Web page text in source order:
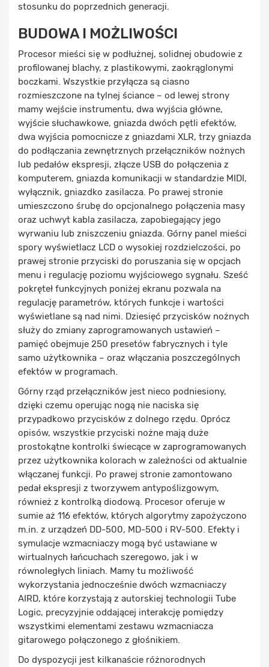
stosunku do poprzednich generacji.
BUDOWA I MOŻLIWOŚCI
Procesor mieści się w podłużnej, solidnej obudowie z
profilowanej blachy, z plastikowymi, zaokrąglonymi
boczkami. Wszystkie przyłącza są ciasno
rozmieszczone na tylnej ściance – od lewej strony
mamy wejście instrumentu, dwa wyjścia główne,
wyjście słuchawkowe, gniazda dwóch pętli efektów,
dwa wyjścia pomocnicze z gniazdami XLR, trzy gniazda
do podłączania zewnętrznych przełączników nożnych
lub pedałów ekspresji, złącze USB do połączenia z
komputerem, gniazda komunikacji w standardzie MIDI,
wyłącznik, gniazdko zasilacza. Po prawej stronie
umieszczono śrubę do opcjonalnego połączenia masy
oraz uchwyt kabla zasilacza, zapobiegający jego
wyrwaniu lub zniszczeniu gniazda. Górny panel mieści
spory wyświetlacz LCD o wysokiej rozdzielczości, po
prawej stronie przyciski do poruszania się w opcjach
menu i regulację poziomu wyjściowego sygnału. Sześć
pokręteł funkcyjnych poniżej ekranu pozwala na
regulację parametrów, których funkcje i wartości
wyświetlane są nad nimi. Dziesięć przycisków nożnych
służy do zmiany zaprogramowanych ustawień –
pamięć obejmuje 250 presetów fabrycznych i tyle
samo użytkownika – oraz włączania poszczególnych
efektów w programach.
Górny rząd przełączników jest nieco podniesiony,
dzięki czemu operując nogą nie naciska się
przypadkowo przycisków z dolnego rzędu. Oprócz
opisów, wszystkie przyciski nożne mają duże
prostokątne kontrolki świecące w zaprogramowanych
przez użytkownika kolorach w zależności od aktualnie
włączanej funkcji. Po prawej stronie zamontowano
pedał ekspresji z tworzywem antypoślizgowym,
również z kontrolką diodową. Procesor oferuje w
sumie aż 116 efektów, których algorytmy zapożyczono
m.in. z urządzeń DD-500, MD-500 i RV-500. Efekty i
symulacje wzmacniaczy mogą być ustawiane w
wirtualnych łańcuchach szeregowo, jak i w
równoległych liniach. Mamy tu możliwość
wykorzystania jednocześnie dwóch wzmacniaczy
AIRD, które korzystają z autorskiej technologii Tube
Logic, precyzyjnie oddającej interakcję pomiędzy
wszystkimi elementami zestawu wzmacniacza
gitarowego połączonego z głośnikiem.
Do dyspozycji jest kilkanaście różnorodnych